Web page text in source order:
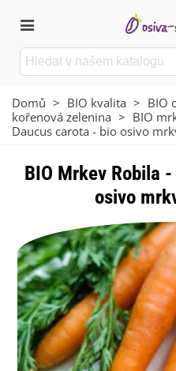
Domů > BIO kvalita > BIO
kořenová zelenina > BIO
Daucus carota - bio osivo
BIO Mrkev Robila
osivo